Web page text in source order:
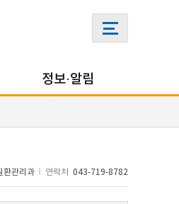
정보·알림
환관리과 연락처 043-719-8782